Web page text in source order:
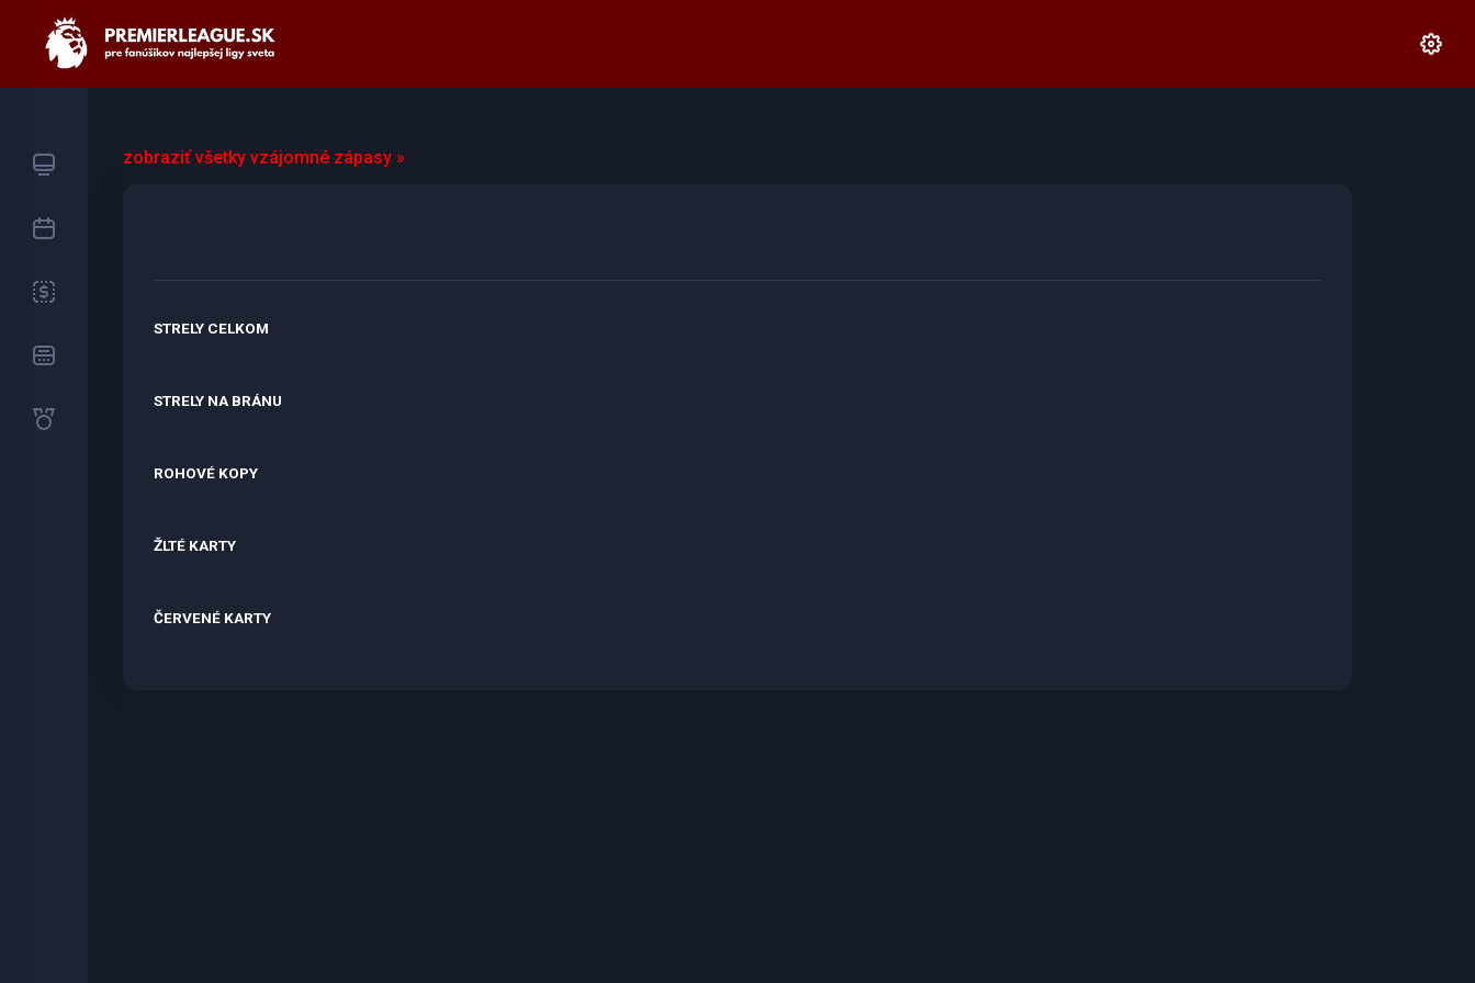
zobraziť všetky vzájomné zápasy »
STRELY CELKOM
STRELY NA BRÁNU
ROHOVÉ KOPY
ŽLTÉ KARTY
ČERVENÉ KARTY